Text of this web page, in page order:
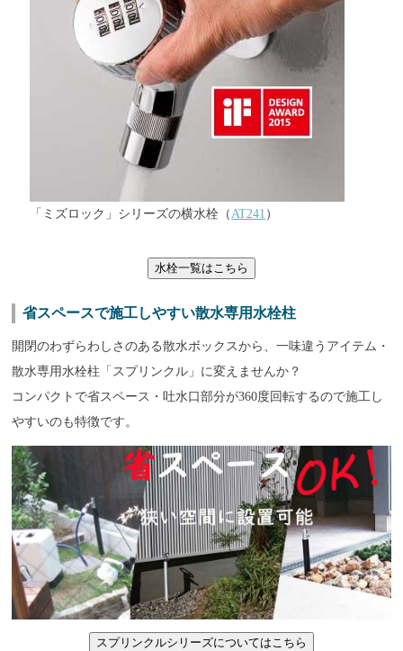
「ミズロック」シリーズの横水栓（ AT241 ）
水栓一覧はこちら
省スペースで施工しやすい散水専用水栓柱
開閉のわずらわしさのある散水ボックスから、一味違うアイテム・
散水専用水栓柱「スプリンクル」に変えませんか？
コンパクトで省スペース・吐水口部分が360度回転するので施工し
やすいのも特徴です。
スプリンクルシリーズについてはこちら